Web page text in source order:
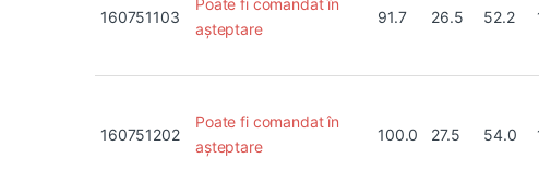
160751103
așteptare
91.7 26.5 52.2
160751202
Poate fi comandat în
așteptare
100.0 27.5 54.0